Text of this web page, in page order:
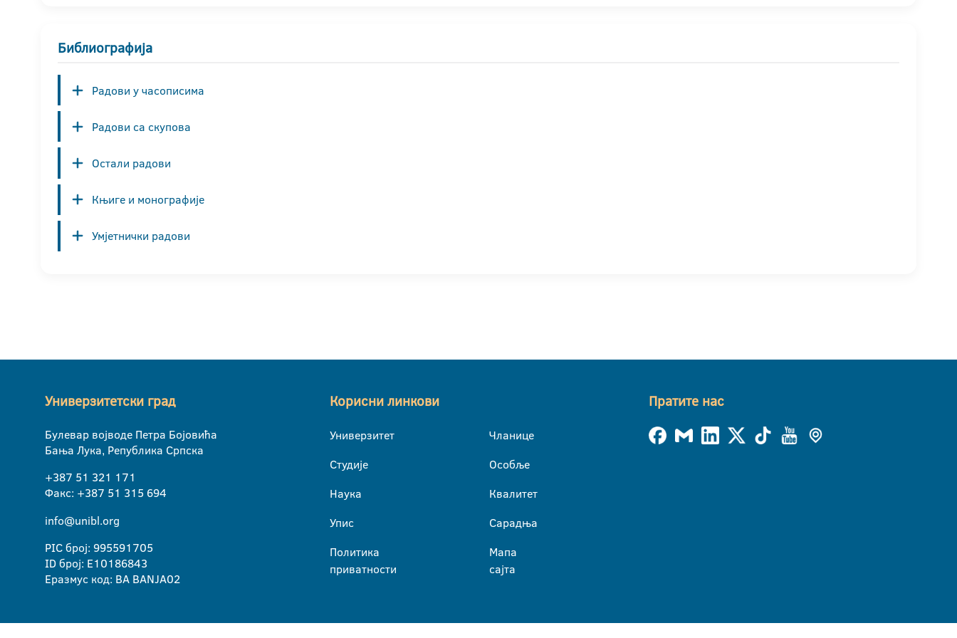
Библиографија
Радови у часописима
Радови са скупова
Остали радови
Књиге и монографије
Умјетнички радови
Универзитетски град
Булевар војводе Петра Бојовића
Бања Лука, Република Српска
+387 51 321 171
Факс: +387 51 315 694
info@unibl.org
PIC број: 995591705
ID број: E10186843
Еразмус код: BA BANJA02
Корисни линкови
Универзитет
Студије
Наука
Упис
Политика
приватности
Чланице
Особље
Квалитет
Сарадња
Мапа
сајта
Пратите нас